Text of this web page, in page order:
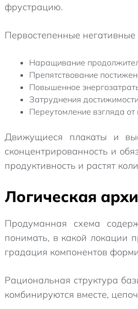
фрустрацию.
Первостепенные
Наращивание
Препятствование
Повышенное
Затруднения
Переутомление взгляда
Движущиеся плакаты и
сконцентрированность и
продуктивность и растят
Логическая
Продуманная схема
понимать, в какой локации
градация компонентов
Рациональная структура
комбинируются вместе,